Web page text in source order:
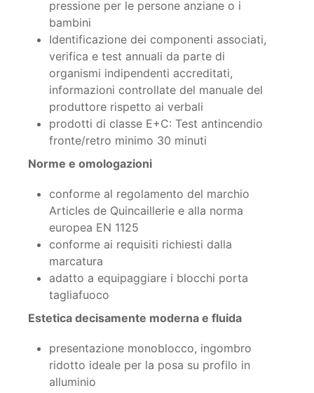
pressione per le persone anziane o i
bambini
Identificazione dei componenti associati,
verifica e test annuali da parte di
organismi indipendenti accreditati,
informazioni controllate del manuale del
produttore rispetto ai verbali
prodotti di classe E+C: Test antincendio
fronte/retro minimo 30 minuti
Norme e omologazioni
conforme al regolamento del marchio
Articles de Quincaillerie e alla norma
europea EN 1125
conforme ai requisiti richiesti dalla
marcatura
adatto a equipaggiare i blocchi porta
tagliafuoco
Estetica decisamente moderna e fluida
presentazione monoblocco, ingombro
ridotto ideale per la posa su profilo in
alluminio